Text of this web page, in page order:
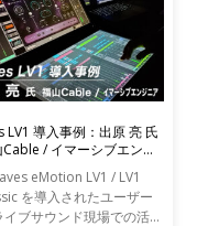
LV1 導入事例：出原 亮 氏
Cable / イマーシブエンジ
eMotion LV1 / LV1
を導入されたユーザー
ブサウンド現場での活用